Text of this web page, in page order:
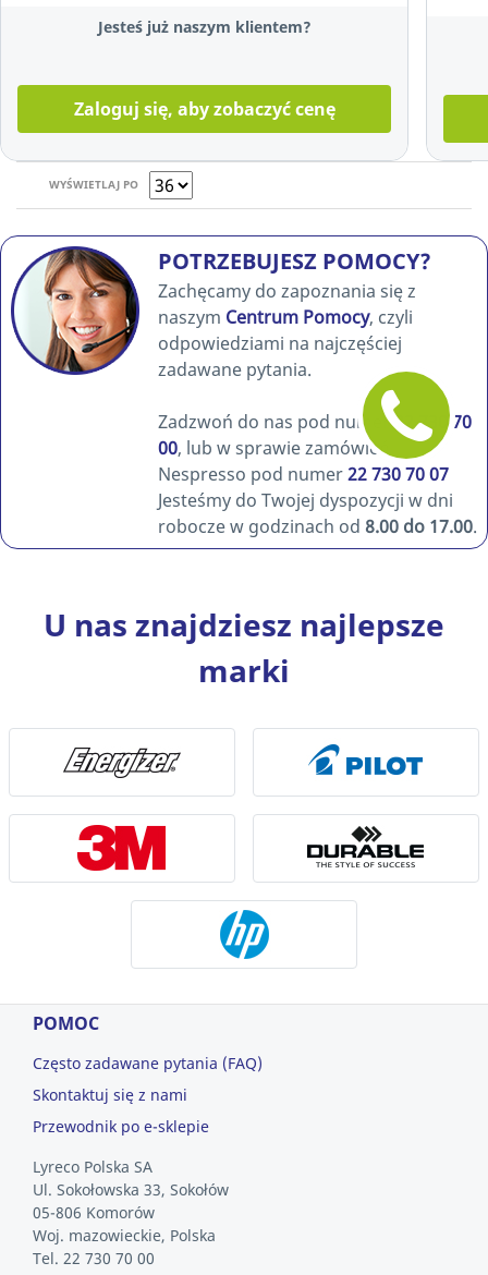
Jesteś już naszym klientem?
Zaloguj się, aby zobaczyć cenę
WYŚWIETLAJ PO
POTRZEBUJESZ POMOCY?
Zachęcamy do zapoznania się z
naszym Centrum Pomocy, czyli
odpowiedziami na najczęściej
zadawane pytania.
Zadzwoń do nas pod numer22 730 70
00, lub w sprawie zamówień
Nespresso pod numer22 730 70 07
Jesteśmy do Twojej dyspozycji w dni
robocze w godzinach od 8.00 do 17.00.
U nas znajdziesz najlepsze
marki
POMOC
Często zadawane pytania (FAQ)
Skontaktuj się z nami
Przewodnik po e-sklepie
Lyreco Polska SA
Ul. Sokołowska 33, Sokołów
05-806 Komorów
Woj. mazowieckie, Polska
Tel. 22 730 70 00